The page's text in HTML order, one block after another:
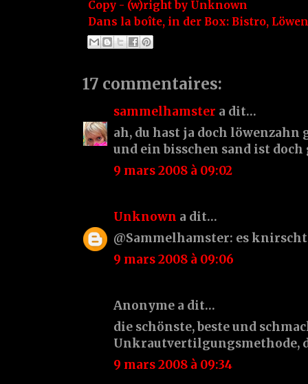
Copy - (w)right by Unknown
Dans la boîte, in der Box: Bistro,
17 commentaires:
sammelhamster a dit…
ah, du hast ja doch löwenzahn
und ein bisschen sand ist doch
9 mars 2008 à 09:02
Unknown a dit…
@Sammelhamster: es
9 mars 2008 à 09:06
Anonyme a dit…
die schönste, beste und
Unkrautvertilgungsmethode,
9 mars 2008 à 09:34